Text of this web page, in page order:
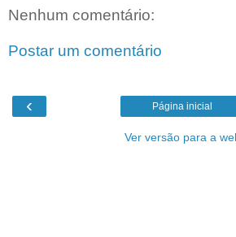
Nenhum comentário:
Postar um comentário
‹ Página inicial
Ver versão para a